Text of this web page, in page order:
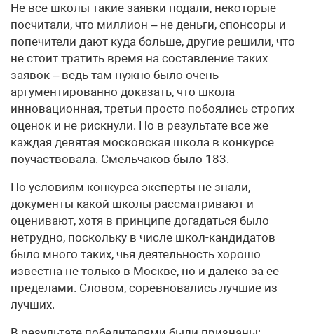
Не все школы такие заявки подали, некоторые
посчитали, что миллион – не деньги, спонсоры и
попечители дают куда больше, другие решили, что
не стоит тратить время на составление таких
заявок – ведь там нужно было очень
аргументированно доказать, что школа
инновационная, третьи просто побоялись строгих
оценок и не рискнули. Но в результате все же
каждая девятая московская школа в конкурсе
поучаствовала. Смельчаков было 183.
По условиям конкурса эксперты не знали,
документы какой школы рассматривают и
оценивают, хотя в принципе догадаться было
нетрудно, поскольку в числе школ-кандидатов
было много таких, чья деятельность хорошо
известна не только в Москве, но и далеко за ее
пределами. Словом, соревновались лучшие из
лучших.